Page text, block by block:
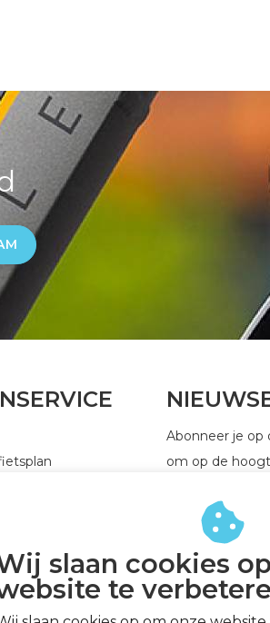
Cycleworld
Abonneer je op
om op de
ABONNEER
slaan cookies
te